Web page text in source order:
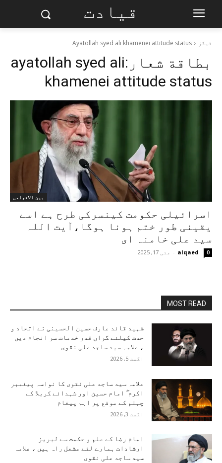
قیادت
ٹیگز Ayatollah syed ali khamenei attitude status
بطاقة شعار:ayatollah syed ali
khamenei attitude status
بین الاقوامی
اسرائیلی حکومت کینسرکی طرح ہے اسے
یقینی طور ختم ہونا ہوگا،آیت اللہ
سید علی خامنہ ای
alqaed
- مئی 17, 2025 0
MOST READ
شہید قائد عارف حسین الحسینی نے اتحاد و
حدت کیلئے گراں قدر خدمات سر انجام دیں
، علامہ سید ساجد علی نقوی
اگست 5, 2026
علامہ سید ساجد علی نقوی کا نواسہ پیغمبر
اکرم ۖ امام حسین اور شہدائے کربلا کے
چہلم کے موقع پر اہم پیغام
اگست 3, 2026
امام رضا کے علم و حکمت سے لبریز
ارشادات ہمارے لئے مشعل راہ ہیں ، علامہ
سید ساجد علی نقوی